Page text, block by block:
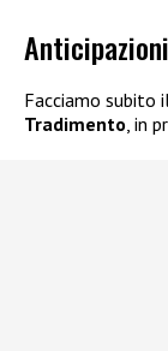
Facciamo subito
Tradimento, in